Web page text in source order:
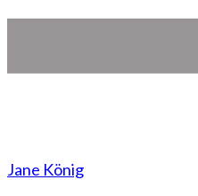
Jane König